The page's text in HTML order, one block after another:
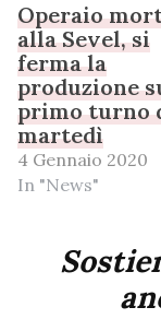
Operaio
alla Sevel, si
ferma la
produzione
primo turno
martedì
4 Gennaio 2020
In "News"